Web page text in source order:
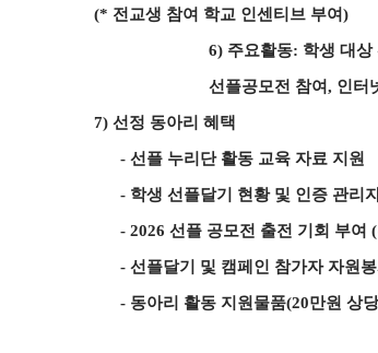
(* 전교생 참여 학교 인센티브 부여)
6) 주요활동: 학생 대상
선플공모전 참여, 인터
7) 선정 동아리 혜택
- 선플 누리단 활동 교육 자료 지원
- 학생 선플달기 현황 및 인증 관리
- 2026 선플 공모전 출전 기회 부여 (
- 선플달기 및 캠페인 참가자 자원
- 동아리 활동 지원물품(20만원 상당